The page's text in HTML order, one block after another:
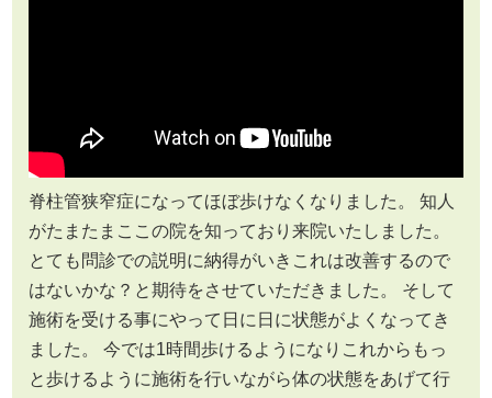
脊柱管狭窄症になってほぼ歩けなくなりました。 知人
がたまたまここの院を知っており来院いたしました。
とても問診での説明に納得がいきこれは改善するので
はないかな？と期待をさせていただきました。 そして
施術を受ける事にやって日に日に状態がよくなってき
ました。 今では1時間歩けるようになりこれからもっ
と歩けるように施術を行いながら体の状態をあげて行